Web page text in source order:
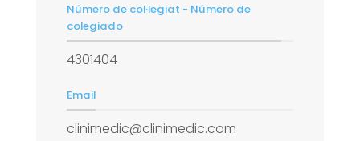
Número de col·legiat - Número de
colegiado
4301404
Email
clinimedic@clinimedic.com